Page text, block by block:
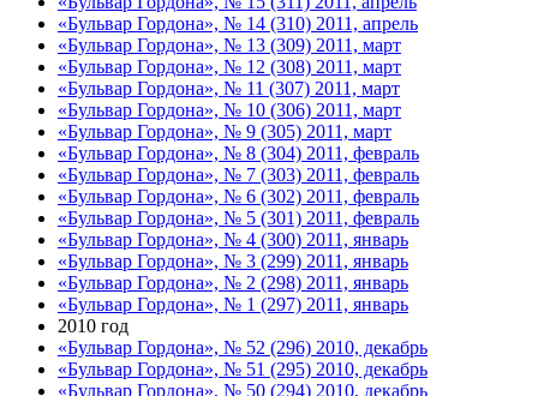
«Бульвар Гордона», № 14 (310) 2011, апрель
«Бульвар Гордона», № 13 (309) 2011, март
«Бульвар Гордона», № 12 (308) 2011, март
«Бульвар Гордона», № 11 (307) 2011, март
«Бульвар Гордона», № 10 (306) 2011, март
«Бульвар Гордона», № 9 (305) 2011, март
«Бульвар Гордона», № 8 (304) 2011, февраль
«Бульвар Гордона», № 7 (303) 2011, февраль
«Бульвар Гордона», № 6 (302) 2011, февраль
«Бульвар Гордона», № 5 (301) 2011, февраль
«Бульвар Гордона», № 4 (300) 2011, январь
«Бульвар Гордона», № 3 (299) 2011, январь
«Бульвар Гордона», № 2 (298) 2011, январь
«Бульвар Гордона», № 1 (297) 2011, январь
2010 год
«Бульвар Гордона», № 52 (296) 2010, декабрь
«Бульвар Гордона», № 51 (295) 2010, декабрь
«Бульвар Гордона», № 50 (294) 2010, декабрь